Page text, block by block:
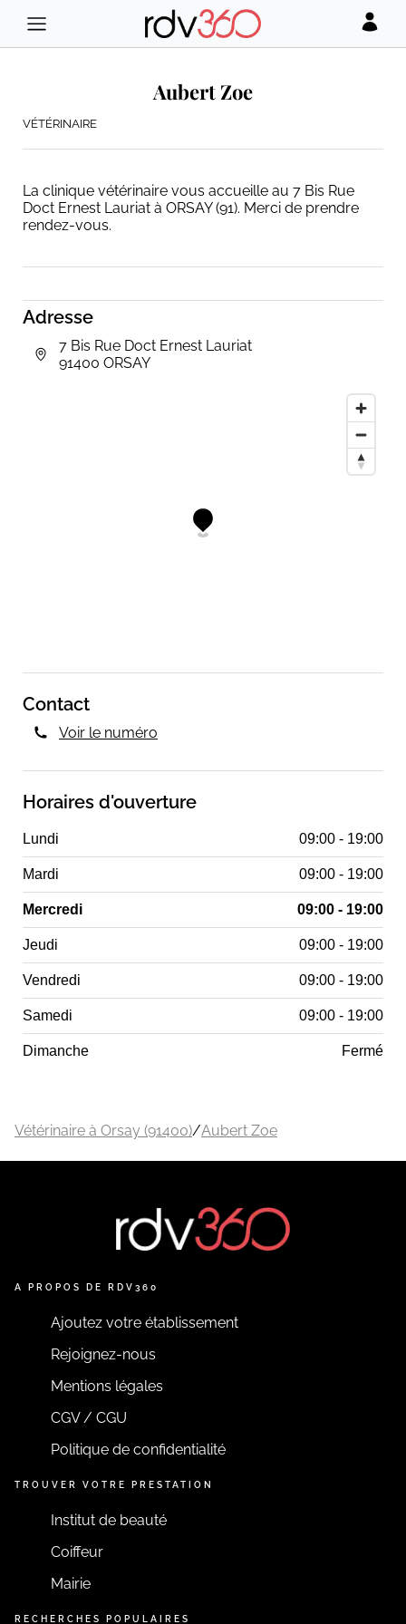
Adresse
7 Bis Rue Doct Ernest Lauriat
91400 ORSAY
Contact
Voir le numéro
Horaires d'ouverture
Lundi 09:00 - 19:00
Mardi 09:00 - 19:00
Mercredi 09:00 - 19:00
Jeudi 09:00 - 19:00
Vendredi 09:00 - 19:00
Samedi 09:00 - 19:00
Dimanche Fermé
Aubert Zoe
VÉTÉRINAIRE
La clinique vétérinaire vous accueille au 7 Bis Rue
Doct Ernest Lauriat à ORSAY (91). Merci de prendre
rendez-vous.
Vétérinaire à Orsay (91400)/Aubert Zoe
A PROPOS DE RDV360
Ajoutez votre établissement
Rejoignez-nous
Mentions légales
CGV / CGU
Politique de confidentialité
TROUVER VOTRE PRESTATION
Institut de beauté
Coiffeur
Mairie
RECHERCHES POPULAIRES